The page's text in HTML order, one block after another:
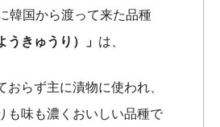
韓国から渡って来た品種
うきゅうり）」 は、
おらず主に漬物に使われ、
も味も濃くおいしい品種で